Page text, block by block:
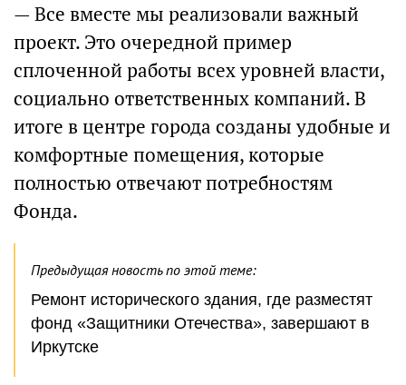
— Все вместе мы реализовали важный
проект. Это очередной пример
сплоченной работы всех уровней власти,
социально ответственных компаний. В
итоге в центре города созданы удобные и
комфортные помещения, которые
полностью отвечают потребностям
Фонда.
Предыдущая новость по этой теме:
Ремонт исторического здания, где разместят
фонд «Защитники Отечества», завершают в
Иркутске